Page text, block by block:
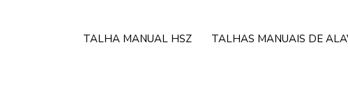
TALHA MANUAL HSZ TALHAS MANUAIS DE